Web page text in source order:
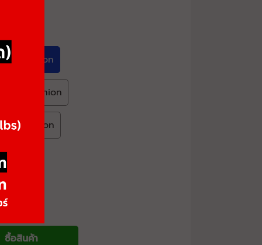
Cushion
Cushion
Cushion
ซื้อสินค้า